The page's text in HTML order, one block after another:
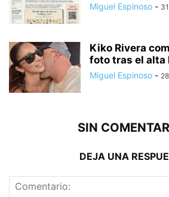
Miguel Espinoso -
Kiko Rivera
foto tras el alta
Miguel Espinoso -
SIN
DEJA UNA